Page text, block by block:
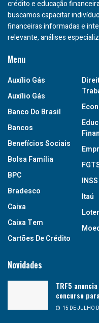
crédito e educação
buscamos capacitar
financeiras informadas e
relevante, análises
Menu
Auxílio Gás
Auxílio Gás
Banco Do Brasil
Bancos
Benefícios Sociais
Bolsa Família
BPC
Bradesco
Caixa
Caixa Tem
Cartões De Crédito
INSS
Itaú
Novidades
TRF5
concurso
15 DE JULHO